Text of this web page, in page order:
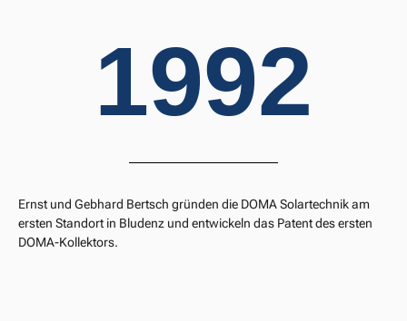
1992
Ernst und Gebhard Bertsch gründen die DOMA Solartechnik am
ersten Standort in Bludenz und entwickeln das Patent des ersten
DOMA-Kollektors.